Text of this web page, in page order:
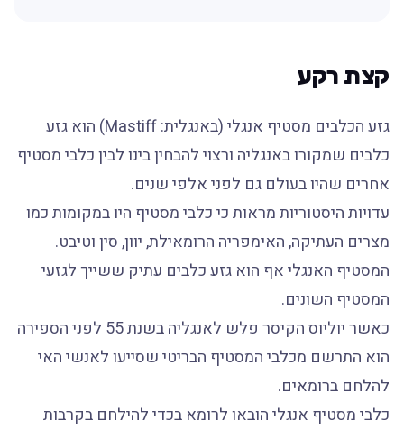
קצת רקע
גזע הכלבים מסטיף אנגלי (באנגלית: Mastiff) הוא גזע
כלבים שמקורו באנגליה ורצוי להבחין בינו לבין כלבי מסטיף
אחרים שהיו בעולם גם לפני אלפי שנים.
עדויות היסטוריות מראות כי כלבי מסטיף היו במקומות כמו
מצרים העתיקה, האימפריה הרומאילת, יוון, סין וטיבט.
המסטיף האנגלי אף הוא גזע כלבים עתיק ששייך לגזעי
המסטיף השונים.
כאשר יוליוס הקיסר פלש לאנגליה בשנת 55 לפני הספירה
הוא התרשם מכלבי המסטיף הבריטי שסייעו לאנשי האי
להלחם ברומאים.
כלבי מסטיף אנגלי הובאו לרומא בכדי להילחם בקרבות